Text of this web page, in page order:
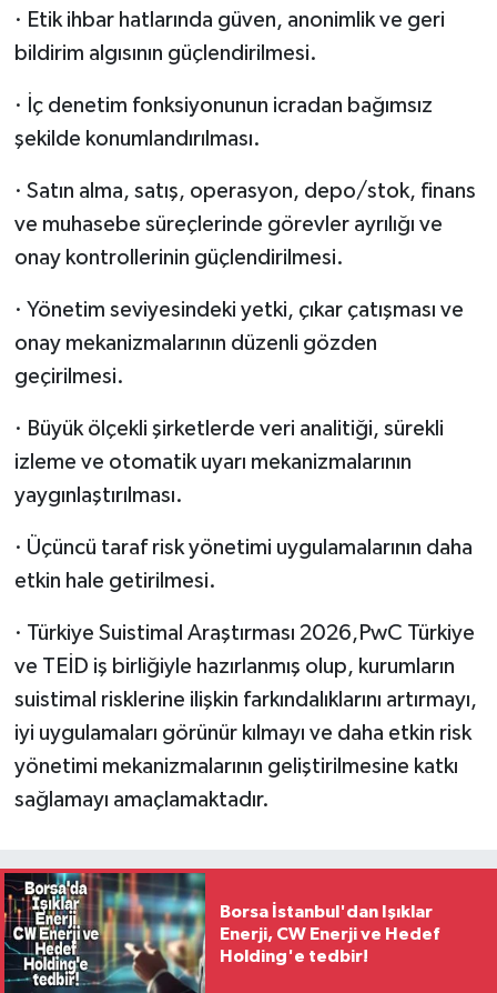
· Etik ihbar hatlarında güven, anonimlik ve geri
bildirim algısının güçlendirilmesi.
· İç denetim fonksiyonunun icradan bağımsız
şekilde konumlandırılması.
· Satın alma, satış, operasyon, depo/stok, finans
ve muhasebe süreçlerinde görevler ayrılığı ve
onay kontrollerinin güçlendirilmesi.
· Yönetim seviyesindeki yetki, çıkar çatışması ve
onay mekanizmalarının düzenli gözden
geçirilmesi.
· Büyük ölçekli şirketlerde veri analitiği, sürekli
izleme ve otomatik uyarı mekanizmalarının
yaygınlaştırılması.
· Üçüncü taraf risk yönetimi uygulamalarının daha
etkin hale getirilmesi.
· Türkiye Suistimal Araştırması 2026,PwC Türkiye
ve TEİD iş birliğiyle hazırlanmış olup, kurumların
suistimal risklerine ilişkin farkındalıklarını artırmayı,
iyi uygulamaları görünür kılmayı ve daha etkin risk
yönetimi mekanizmalarının geliştirilmesine katkı
sağlamayı amaçlamaktadır.
Borsa İstanbul'dan Işıklar
Enerji, CW Enerji ve Hedef
Holding'e tedbir!